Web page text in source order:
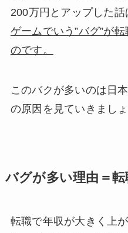
200万円とアップした話
ゲームでいう”バグ”が
のです。
このバクが多いのは日
の原因を見ていきましょ
バグが多い理由＝
転職で年収が大きく上